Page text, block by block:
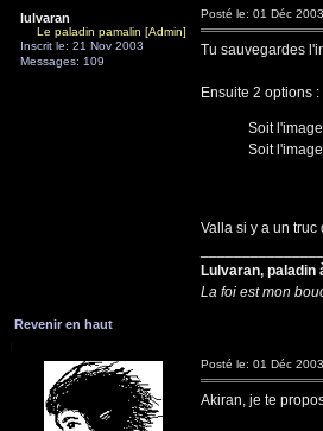
lulvaran
Le paladin pamalin [Admin]
Inscrit le: 21 Nov 2003
Messages: 109
Posté le: 01 Déc
Tu sauvegardes
Ensuite 2 options :
Soit
Soit
Valla si y a un truc
Lulvaran, paladin
La foi est mon
Revenir en haut
Posté le: 01 Déc
Akiran, je te